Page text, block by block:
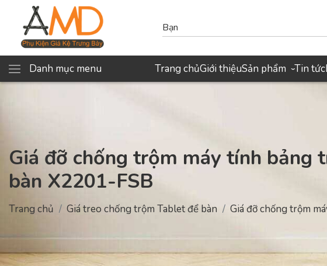
Danh mục menu Trang chủGiới thiệuSản phẩm ›Tin tức
Giá đỡ chống trộm máy tính bảng
bàn X2201-FSB
Trang chủ Giá treo chống trộm Tablet để bàn Giá đỡ chống trộm